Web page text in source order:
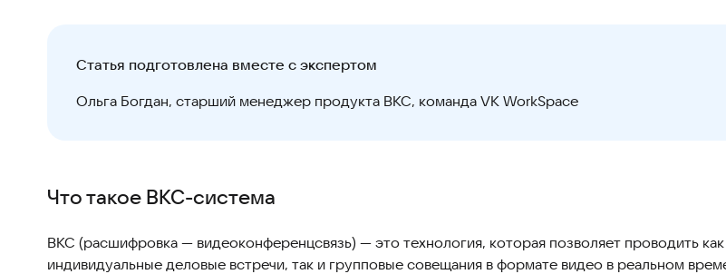
Статья подготовлена вместе с экспертом
Ольга Богдан, старший менеджер продукта ВКС, команда VK WorkSpace
Что такое ВКС-система
ВКС (расшифровка — видеоконференцсвязь) — это технология, которая позволяет проводить как
индивидуальные деловые встречи, так и групповые совещания в формате видео в реальном